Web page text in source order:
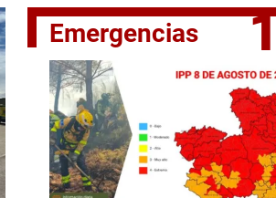
II Vuelta Ciclista CLM LEADER
Emergencias